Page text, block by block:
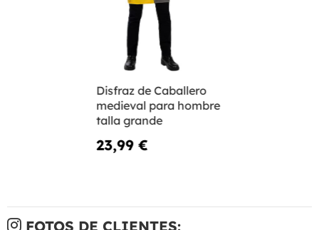
Disfraz de Caballero
medieval para hombre
talla grande
23,99 €
FOTOS DE CLIENTES: